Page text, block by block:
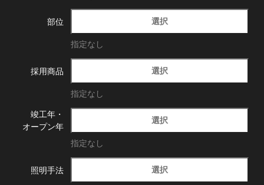
部位 選択
指定なし
採用商品 選択
指定なし
竣工年・
オープン年
選択
指定なし
照明手法 選択